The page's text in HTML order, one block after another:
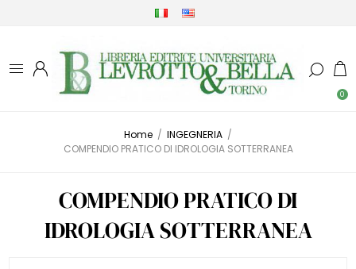
0
Home / INGEGNERIA /
COMPENDIO PRATICO DI IDROLOGIA SOTTERRANEA
COMPENDIO PRATICO DI
IDROLOGIA SOTTERRANEA